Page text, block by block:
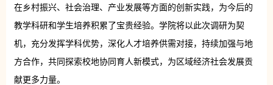
在乡村振兴、社会治理、产业发展等方面的创新实践，为今后的
教学科研和学生培养积累了宝贵经验。学院将以此次调研为契
机，充分发挥学科优势，深化人才培养供需对接，持续加强与地
方合作，共同探索校地协同育人新模式，为区域经济社会发展贡
献更多力量。